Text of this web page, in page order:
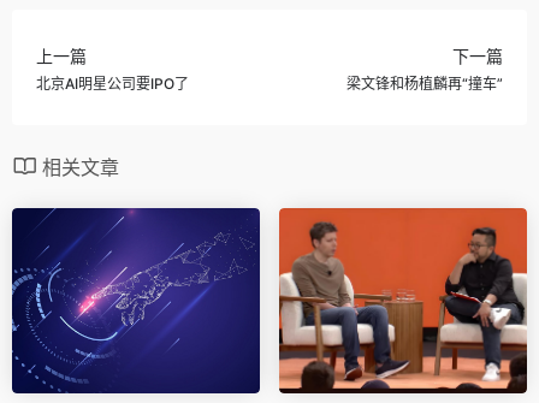
上一篇
北京AI明星公司要IPO了
下一篇
梁文锋和杨植麟再“撞车”
相关文章